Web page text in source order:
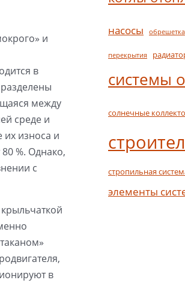
и
в
между
среде и
износа и
%. Однако,
с
в
насосы обрешетка
перекрытия
системы
солнечные
стропильная
элементы